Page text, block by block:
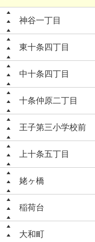
神谷一丁目
東十条四丁目
中十条四丁目
十条仲原二丁目
王子第三小学校前
上十条五丁目
姥ヶ橋
稲荷台
大和町